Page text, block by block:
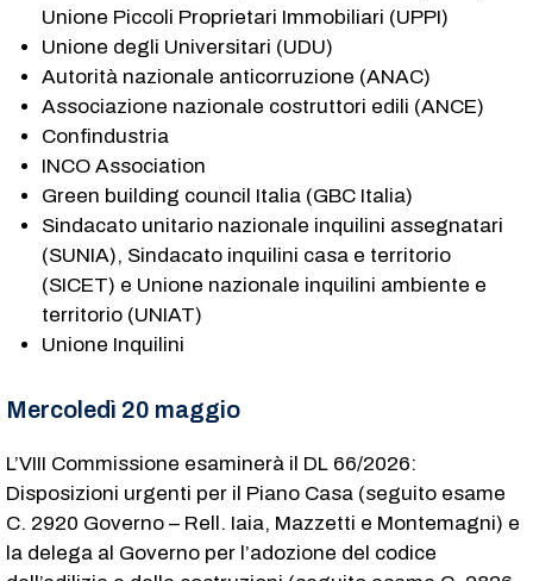
Unione Piccoli Proprietari Immobiliari (UPPI)
Unione degli Universitari (UDU)
Autorità nazionale anticorruzione (ANAC)
Associazione nazionale costruttori edili (ANCE)
Confindustria
INCO Association
Green building council Italia (GBC Italia)
Sindacato unitario nazionale inquilini assegnatari
(SUNIA), Sindacato inquilini casa e territorio
(SICET) e Unione nazionale inquilini ambiente e
territorio (UNIAT)
Unione Inquilini
Mercoledì 20 maggio
L’VIII Commissione esaminerà il DL 66/2026:
Disposizioni urgenti per il Piano Casa (seguito esame
C. 2920​ Governo – Rell. Iaia, Mazzetti e Montemagni) e
la delega al Governo per l’adozione del codice